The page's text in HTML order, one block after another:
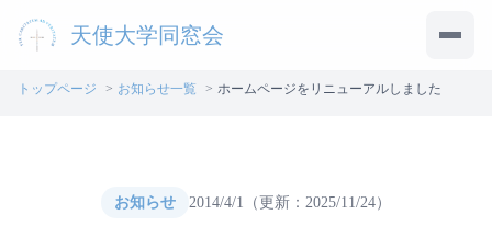
天使大学同窓会
トップページ お知らせ一覧 ホームページをリニューアルしました
お知らせ 2014/4/1 （更新：2025/11/24）